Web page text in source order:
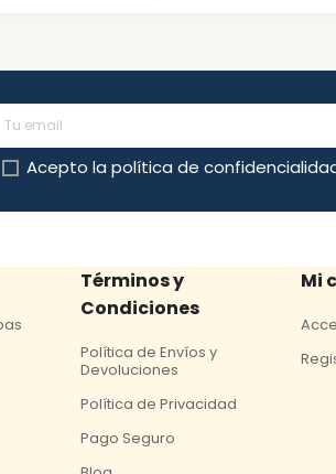
Acepto la política de
Términos y
Condiciones
Política de Envíos y
Devoluciones
Política de Privacidad
Pago Seguro
Mi